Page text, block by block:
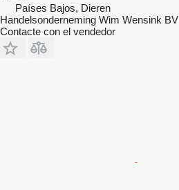
Países Bajos, Dieren
Handelsonderneming Wim Wensink BV
Contacte con el vendedor